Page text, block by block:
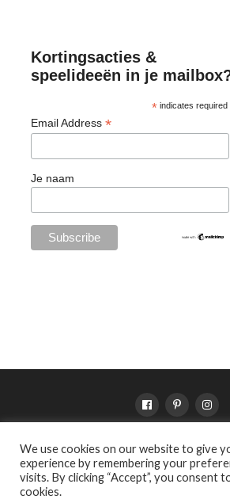
Kortingsacties &
speelideeën in je
* indicates required
Email Address *
Je naam
SHOP VERKOOPPUNTEN
OVER WILDEBRAS
We use cookies on our website to give
experience by remembering your
visits. By clicking “Accept”, you consent
cookies.